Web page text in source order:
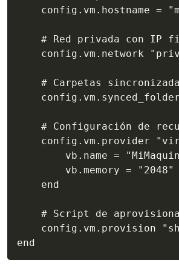
config.vm.hostname =
# Red privada con IP
config.vm.network
# Carpetas
# Configuración de
config.vm.provider
vb.name =
vb.memory = "2048"
    end
# Script de
config.vm.provision
end